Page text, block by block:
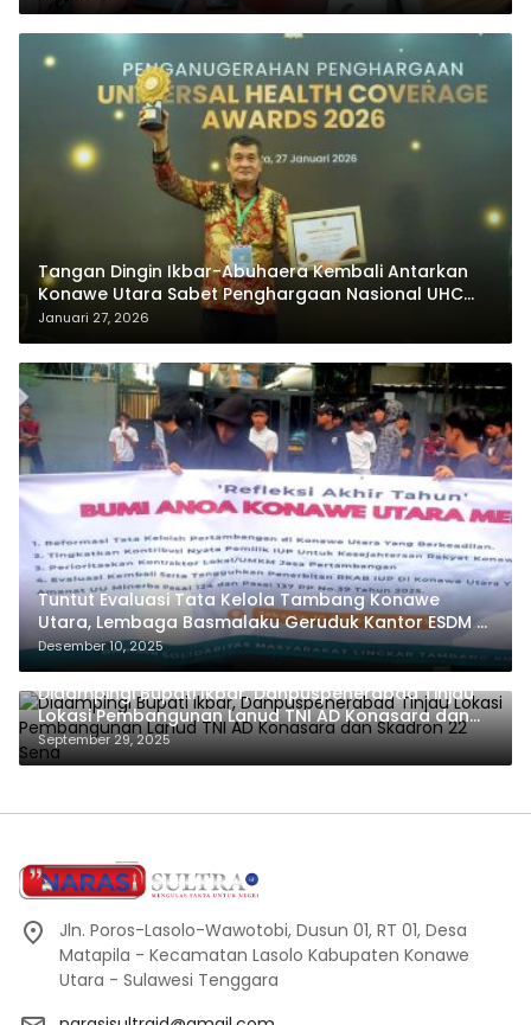
Tangan Dingin Ikbar-Abuhaera Kembali Antarkan
Konawe Utara Sabet Penghargaan Nasional UHC
Award 2026
Januari 27, 2026
Tuntut Evaluasi Tata Kelola Tambang Konawe
Utara, Lembaga Basmalaku Geruduk Kantor ESDM RI
dan PT.Antam
Desember 10, 2025
Didampingi Bupati Ikbar, Danpuspenerabad Tinjau
Lokasi Pembangunan Lanud TNI AD Konasara dan
Skadron 22 Sena
September 29, 2025
Jln. Poros-Lasolo-Wawotobi, Dusun 01, RT 01, Desa
Matapila - Kecamatan Lasolo Kabupaten Konawe
Utara - Sulawesi Tenggara